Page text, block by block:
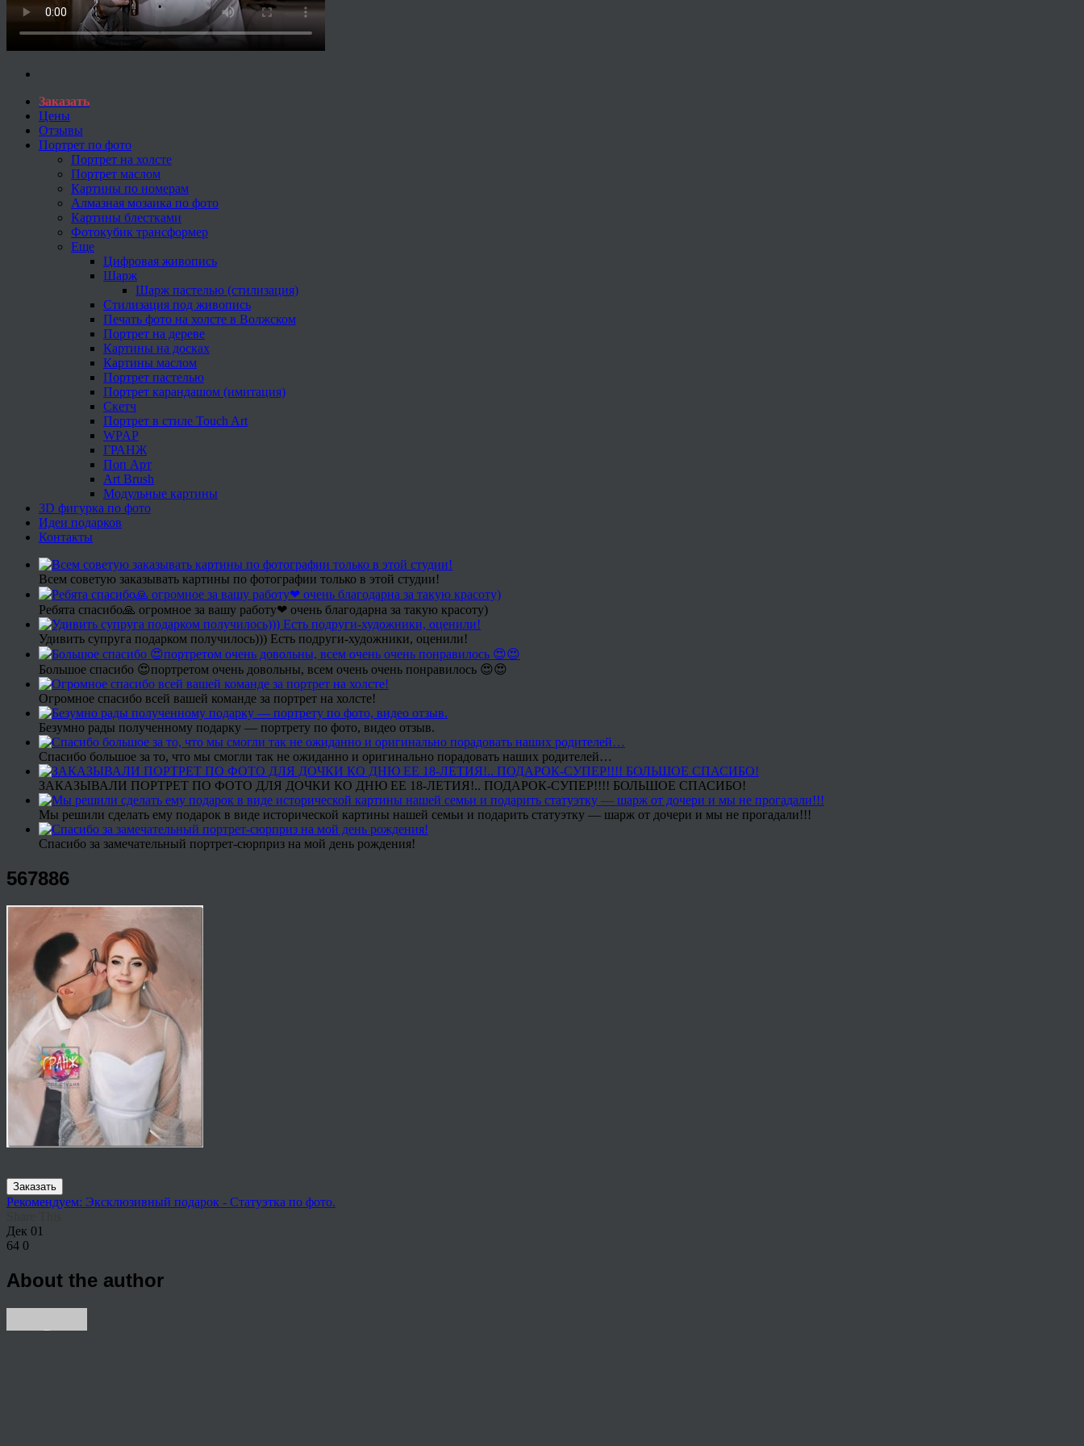
Заказать
Цены
Отзывы
Портрет по фото
Портрет на холсте
Портрет маслом
Картины по номерам
Алмазная мозаика по фото
Картины блестками
Фотокубик трансформер
Еще
Цифровая живопись
Шарж
Шарж пастелью (стилизация)
Стилизация под живопись
Печать фото на холсте в Волжском
Портрет на дереве
Картины на досках
Картины маслом
Портрет пастелью
Портрет карандашом (имитация)
Скетч
Портрет в стиле Touch Art
WPAP
ГРАНЖ
Поп Арт
Art Brush
Модульные картины
3D фигурка по фото
Идеи подарков
Контакты
Всем советую заказывать картины по фотографии только в этой студии!
Ребята спасибо🙏 огромное за вашу работу❤ очень благодарна за такую красоту)
Удивить супруга подарком получилось))) Есть подруги-художники, оценили!
Большое спасибо 😍портретом очень довольны, всем очень очень понравилось 😍😍
Огромное спасибо всей вашей команде за портрет на холсте!
Безумно рады полученному подарку — портрету по фото, видео отзыв.
Спасибо большое за то, что мы смогли так не ожиданно и оригинально порадовать наших родителей…
ЗАКАЗЫВАЛИ ПОРТРЕТ ПО ФОТО ДЛЯ ДОЧКИ КО ДНЮ ЕЕ 18-ЛЕТИЯ!.. ПОДАРОК-СУПЕР!!!! БОЛЬШОЕ СПАСИБО!
Мы решили сделать ему подарок в виде исторической картины нашей семьи и подарить статуэтку — шарж от дочери и мы не прогадали!!!
Спасибо за замечательный портрет-сюрприз на мой день рождения!
567886
Заказать
Рекомендуем: Эксклюзивный подарок - Статуэтка по фото.
Дек 01
64 0
About the author